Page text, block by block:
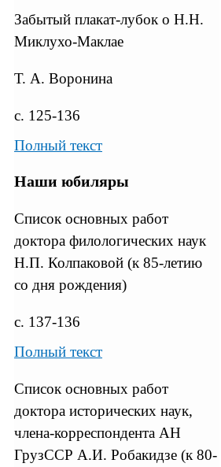
Забытый плакат-лубок о Н.Н.
Миклухо-Маклае
Т. А. Воронина
с. 125-136
Полный текст
Наши юбиляры
Список основных работ
доктора филологических наук
Н.П. Колпаковой (к 85-летию
со дня рождения)
с. 137-136
Полный текст
Список основных работ
доктора исторических наук,
члена-корреспондента АН
ГрузССР А.И. Робакидзе (к 80-